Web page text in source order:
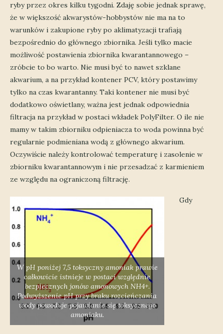
ryby przez okres kilku tygodni. Zdaję sobie jednak sprawę,
że w większość akwarystów-hobbystów nie ma na to
warunków i zakupione ryby po aklimatyzacji trafiają
bezpośrednio do głównego zbiornika. Jeśli tylko macie
możliwość postawienia zbiornika kwarantannowego –
zróbcie to bo warto. Nie musi być to nawet szklane
akwarium, a na przykład kontener PCV, który postawimy
tylko na czas kwarantanny. Taki kontener nie musi być
dodatkowo oświetlany, ważna jest jednak odpowiednia
filtracja na przykład w postaci wkładek PolyFilter. O ile nie
mamy w takim zbiorniku odpieniacza to woda powinna być
regularnie podmieniana wodą z głównego akwarium.
Oczywiście należy kontrolować temperaturę i zasolenie w
zbiorniku kwarantannowym i nie przesadzać z karmieniem
ze względu na ograniczoną filtrację.
W pH poniżej 7,5 toksyczny amoniak prawie
całkowicie istnieje w postaci względnie
bezpiecznych jonów amonowych NH4+.
Podwyższenie pH przy braku rozcieńczania
wody powoduje pojawianie się toksycznego
amoniaku.
Gdy